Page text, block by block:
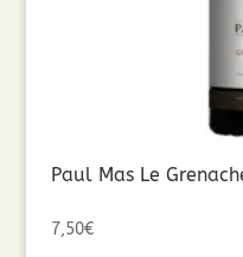
Paul Mas Le
7,50€